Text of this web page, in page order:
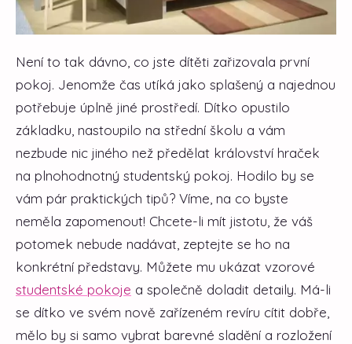
Není to tak dávno, co jste dítěti zařizovala první
pokoj. Jenomže čas utíká jako splašený a najednou
potřebuje úplně jiné prostředí. Dítko opustilo
základku, nastoupilo na střední školu a vám
nezbude nic jiného než předělat království hraček
na plnohodnotný studentský pokoj. Hodilo by se
vám pár praktických tipů? Víme, na co byste
neměla zapomenout! Chcete-li mít jistotu, že váš
potomek nebude nadávat, zeptejte se ho na
konkrétní představy. Můžete mu ukázat vzorové
studentské pokoje a společně doladit detaily. Má-li
se dítko ve svém nově zařízeném revíru cítit dobře,
mělo by si samo vybrat barevné sladění a rozložení